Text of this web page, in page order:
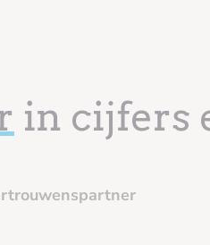
in cijfers